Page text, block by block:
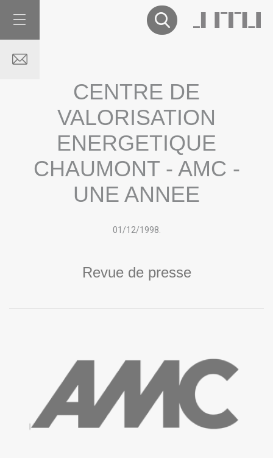
CENTRE DE
VALORISATION
ENERGETIQUE
CHAUMONT - AMC -
UNE ANNEE
01/12/1998.
Revue de presse